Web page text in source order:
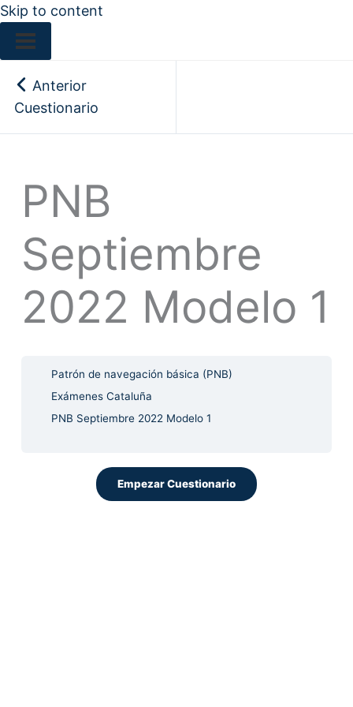
Skip to content
Anterior
Cuestionario
PNB
Septiembre
2022 Modelo 1
Patrón de navegación básica (PNB)
Exámenes Cataluña
PNB Septiembre 2022 Modelo 1